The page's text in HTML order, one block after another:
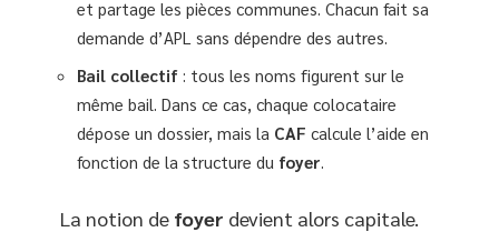
et partage les pièces communes. Chacun fait sa
demande d’APL sans dépendre des autres.
Bail collectif : tous les noms figurent sur le
même bail. Dans ce cas, chaque colocataire
dépose un dossier, mais la CAF calcule l’aide en
fonction de la structure du foyer
La notion de foyer devient alors capitale.